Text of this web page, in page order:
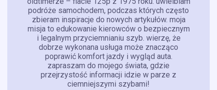
podróże samochodem, podczas których często
zbieram inspiracje do nowych artykułów. moja
misja to edukowanie kierowców o bezpiecznym
i legalnym przyciemnianiu szyb. wierzę, że
dobrze wykonana usługa może znacząco
poprawić komfort jazdy i wygląd auta.
zapraszam do mojego świata, gdzie
przejrzystość informacji idzie w parze z
ciemniejszymi szybami!